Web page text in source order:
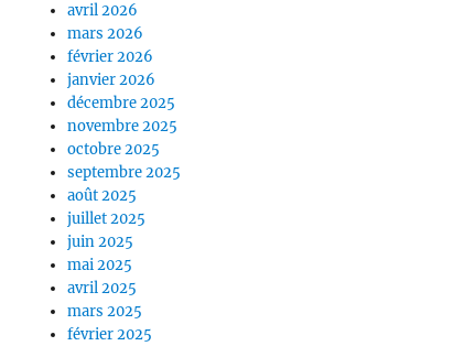
avril 2026
mars 2026
février 2026
janvier 2026
décembre 2025
novembre 2025
octobre 2025
septembre 2025
août 2025
juillet 2025
juin 2025
mai 2025
avril 2025
mars 2025
février 2025